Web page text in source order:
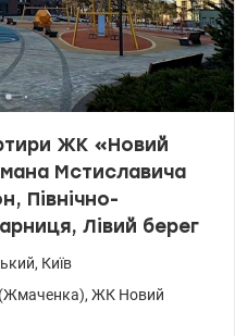
ЖК «Новий
Мстиславича
Північно-
Лівий берег
, Київ
, ЖК Новий